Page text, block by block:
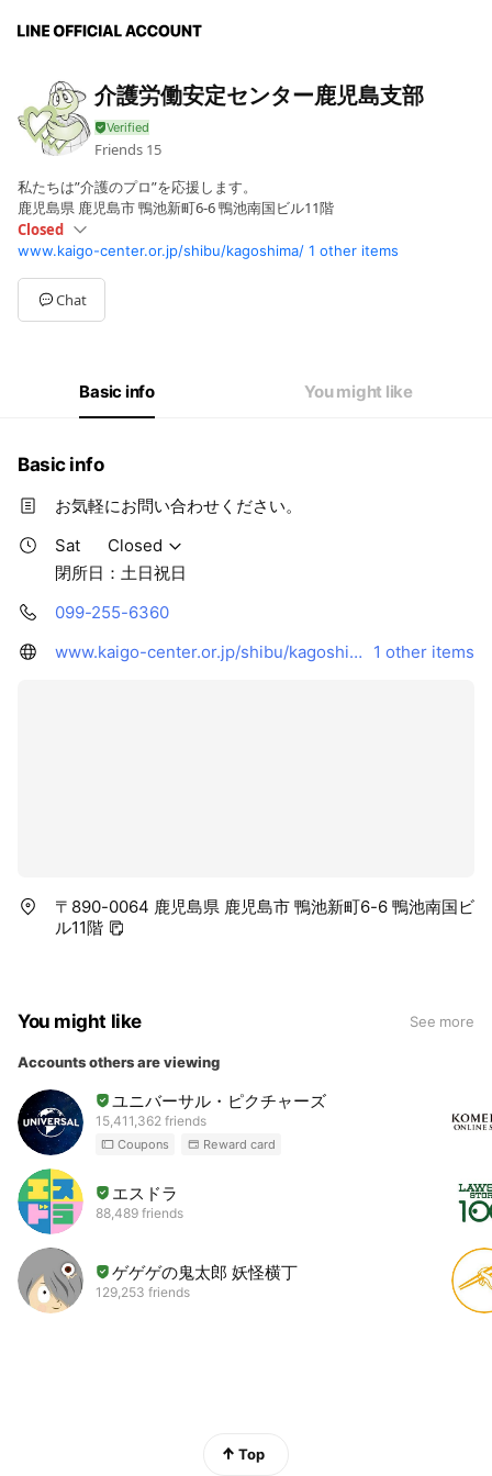
介護労働安定センター鹿児島支部
Friends 15
私たちは”介護のプロ”を応援します。
鹿児島県 鹿児島市 鴨池新町6-6 鴨池南国ビル11階
Closed
SunClosed
Mon08:30 - 17:00
Tue08:30 - 17:00
Wed08:30 - 17:00
閉所日：土日祝日
www.kaigo-center.or.jp/shibu/kagoshima/ 1 other items
Chat
Basic info You might like
Basic info
お気軽にお問い合わせください。
Sat
Closed
閉所日：土日祝日
099-255-6360
www.kaigo-center.or.jp/shibu/kagoshima/
1 other items
〒890-0064 鹿児島県 鹿児島市 鴨池新町6-6 鴨池南国ビ
ル11階
You might like See more
Accounts others are viewing
ユニバーサル・ピクチャーズ
15,411,362 friends
Coupons Reward card
エスドラ
88,489 friends
ゲゲゲの鬼太郎 妖怪横丁
129,253 friends
Top